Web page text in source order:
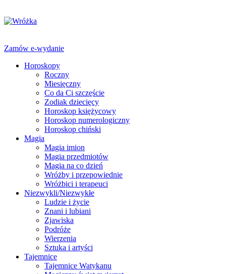
Zamów e-wydanie
Horoskopy
Roczny
Miesięczny
Co da Ci szczęście
Zodiak dziecięcy
Horoskop księżycowy
Horoskop numerologiczny
Horoskop chiński
Magia
Magia imion
Magia przedmiotów
Magia na co dzień
Wróżby i przepowiednie
Wróżbici i terapeuci
Niezwykli/Niezwykłe
Ludzie i życie
Znani i lubiani
Zjawiska
Podróże
Wierzenia
Sztuka i artyści
Tajemnice
Tajemnice Watykanu